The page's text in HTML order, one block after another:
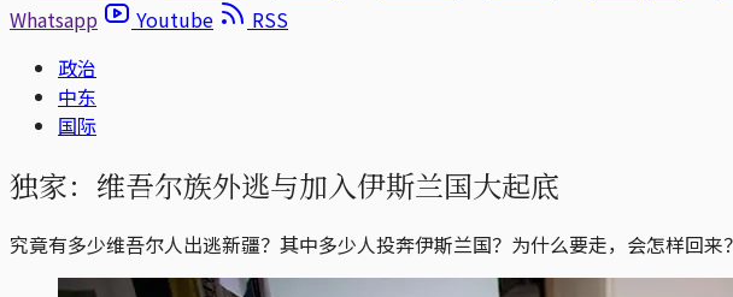
Whatsapp
Youtube
RSS
政治
中东
国际
独家：维吾尔族外逃与加入伊斯兰国大起底
究竟有多少维吾尔人出逃新疆？其中多少人投奔伊斯兰国？为什么要走，会怎样回来